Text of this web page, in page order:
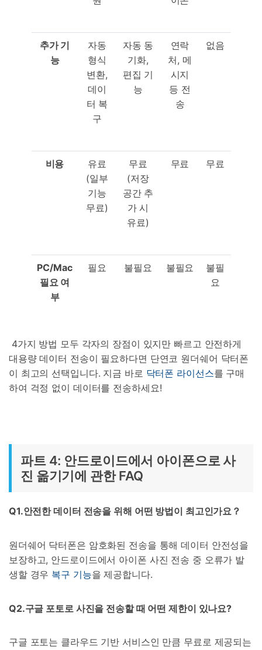
추가기
능
자동
형식
변환,
데이
터 복
구
자동 동
기화,
편집 기
능
연락
처, 메
시지
등 전
송
없음
비용
유료
(일부
기능
무료)
무료
(저장
공간 추
가 시
유료)
무료 무료
PC/Mac
필요여
부
필요 불필요 불필요
불필
요
4가지 방법 모두 각자의 장점이 있지만 빠르고 안전하게
대용량 데이터 전송이 필요하다면 단연코 원더쉐어 닥터폰
이 최고의 선택입니다. 지금 바로 닥터폰 라이선스를 구매
하여 걱정 없이 데이터를 전송하세요!
파트 4: 안드로이드에서 아이폰으로 사
진 옮기기에 관한 FAQ
Q1.안전한 데이터 전송을 위해 어떤 방법이 최고인가요？
원더쉐어 닥터폰은 암호화된 전송을 통해 데이터 안전성을
보장하고, 안드로이드에서 아이폰 사진 전송 중 오류가 발
생할 경우 복구 기능을 제공합니다.
Q2.구글 포토로 사진을 전송할 때 어떤 제한이 있나요?
구글 포토는 클라우드 기반 서비스인 만큼 무료로 제공되는